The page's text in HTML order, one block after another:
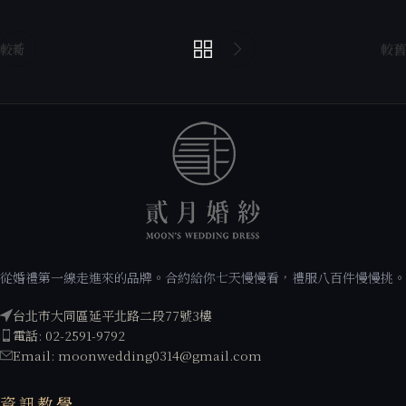
較新 較舊
從婚禮第一線走進來的品牌。合約給你七天慢慢看，禮服八百件慢慢挑。
台北市大同區延平北路二段77號3樓
電話: 02-2591-9792
Email: moonwedding0314@gmail.com